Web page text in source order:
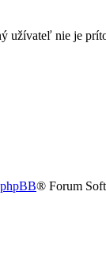
užívateľ nie je
phpBB® Forum